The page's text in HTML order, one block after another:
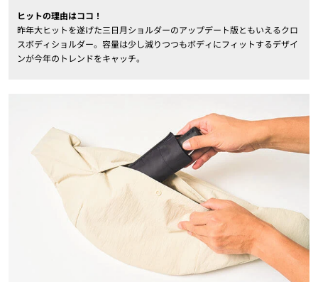
ヒットの理由はココ！
昨年大ヒットを遂げた三日月ショルダーのアップデート版ともいえるクロ
スボディショルダー。容量は少し減りつつもボディにフィットするデザイ
ンが今年のトレンドをキャッチ。